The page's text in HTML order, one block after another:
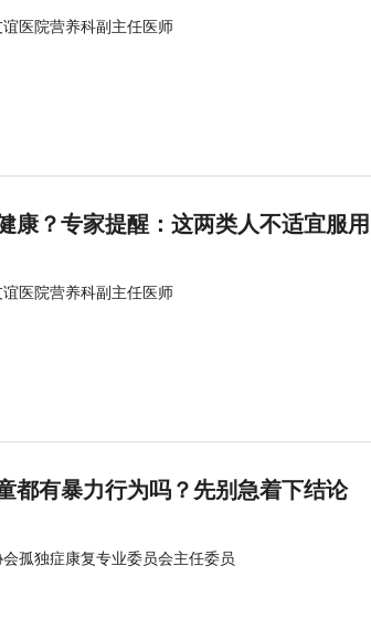
医院营养科副主任医师
康？专家提醒：这两类人不适宜服用
医院营养科副主任医师
都有暴力行为吗？先别急着下结论
孤独症康复专业委员会主任委员